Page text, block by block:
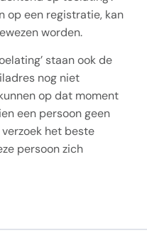
op een registratie, kan
worden.
staan ook de
nog niet
op dat moment
een persoon geen
het beste
persoon zich